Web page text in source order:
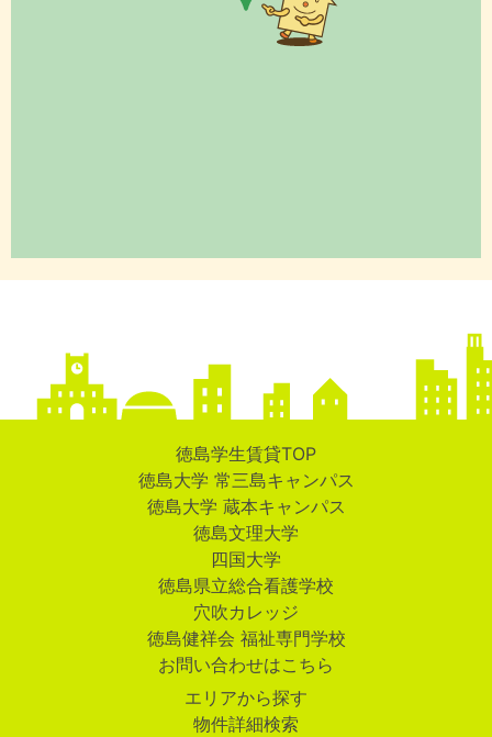
徳島学生賃貸TOP
徳島大学 常三島キャンパス
徳島大学 蔵本キャンパス
徳島文理大学
四国大学
徳島県立総合看護学校
穴吹カレッジ
徳島健祥会 福祉専門学校
お問い合わせはこちら
エリアから探す
物件詳細検索